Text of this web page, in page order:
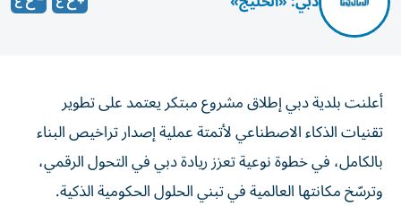
أعلنت بلدية دبي إطلاق مشروع مبتكر يعتمد على تطوير
تقنيات الذكاء الاصطناعي لأتمتة عملية إصدار تراخيص البناء
بالكامل، في خطوة نوعية تعزز ريادة دبي في التحول الرقمي،
وترسّخ مكانتها العالمية في تبني الحلول الحكومية الذكية.